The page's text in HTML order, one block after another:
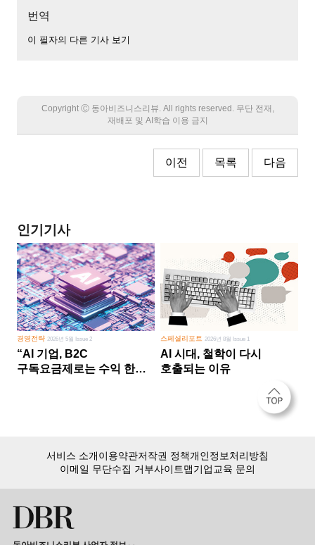
번역
이 필자의 다른 기사 보기
Copyright Ⓒ 동아비즈니스리뷰. All rights reserved. 무단 전재,
재배포 및 AI학습 이용 금지
이전 목록 다음
인기기사
경영전략 2026년 5월 Issue 2
“AI 기업, B2C
구독요금제로는 수익 한계
스페셜리포트 2026년 8월 Issue 1
AI 시대, 철학이 다시
호출되는 이유
서비스 소개이용약관저작권 정책개인정보처리방침
이메일 무단수집 거부사이트맵기업교육 문의